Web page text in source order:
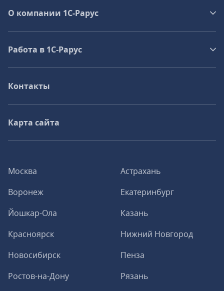
Москва
Астрахань
Воронеж
Екатеринбург
Йошкар-Ола
Казань
Красноярск
Нижний Новгород
Новосибирск
Пенза
Ростов-на-Дону
Рязань
О компании 1C-Рарус
Работа в 1С‑Рарус
Контакты
Карта сайта